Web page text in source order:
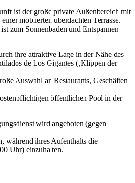
ist der große private Außenbereich mit
möblierten überdachten Terrasse.
zum Sonnenbaden und Entspannen
ihre attraktive Lage in der Nähe des
de Los Gigantes (‚Klippen der
Auswahl an Restaurants, Geschäften
öffentlichen Pool in der
wird angeboten (gegen
während ihres Aufenthalts die
Uhr) einzuhalten.